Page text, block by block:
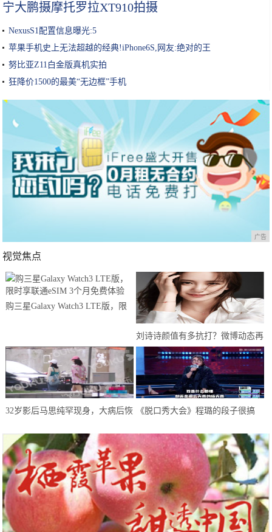
宁大鹏摄摩托罗拉XT910拍摄
NexusS1配置信息曝光:5
苹果手机史上无法超越的经典!iPhone6S,网友:绝对的王
努比亚Z11白金版真机实拍
狂降价1500的最美“无边框”手机
广告
视觉焦点
购三星Galaxy Watch3 LTE版，限
刘诗诗颜值有多抗打？微博动态再
次刷新认知，网友：婚后生活和谐
32岁影后马思纯罕现身，大病后恢
《脱口秀大会》程璐的段子很搞